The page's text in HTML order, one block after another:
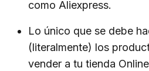
como Aliexpress.
Lo único que se debe
(literalmente) los
vender a tu tienda